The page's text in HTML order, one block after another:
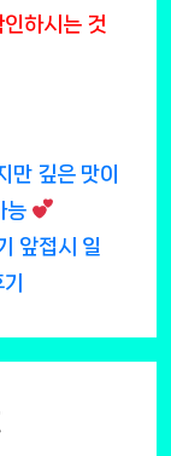
하시는 것
만 깊은 맛이
능
앞접시 일